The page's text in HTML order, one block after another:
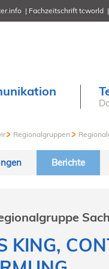
Fachzeitschrift tcworld
Regionalgruppen
Berichte
KING,